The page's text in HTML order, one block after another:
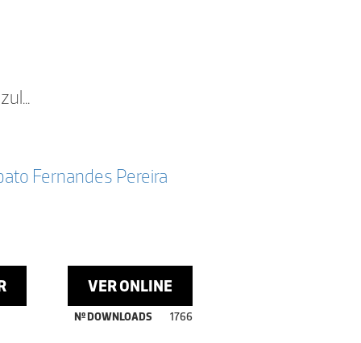
Fernandes Pereira
VER ONLINE
Nº DOWNLOADS 1766